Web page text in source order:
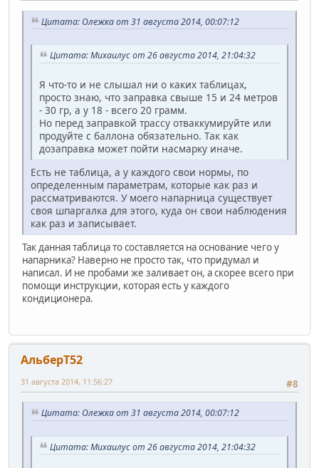
Цитата: Олежка от 31 августа 2014, 00:07:12
Цитата: Михаилус от 26 августа 2014, 21:04:32
Я что-то и не слышал ни о каких таблицах,
просто знаю, что заправка свыше 15 и 24 метров
- 30 гр, а у 18 - всего 20 грамм.
Но перед заправкой трассу отваккумируйте или
продуйте с баллона обязательно. Так как
дозаправка может пойти насмарку иначе.
Есть не таблица, а у каждого свои нормы, по
определенным параметрам, которые как раз и
рассматриваются. У моего напарница существует
своя шпаргалка для этого, куда он свои наблюдения
как раз и записывает.
Так данная таблица то составляется на основание чего у
напарника? Наверно не просто так, что придумал и
написал. И не пробами же заливает он, а скорее всего при
помощи инструкции, которая есть у каждого
кондиционера.
АльберТ52
#8
31 августа 2014, 11:56:27
Цитата: Олежка от 31 августа 2014, 00:07:12
Цитата: Михаилус от 26 августа 2014, 21:04:32